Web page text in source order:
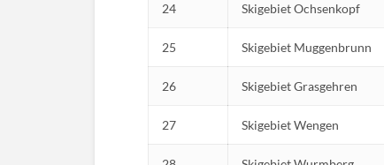
24 Skigebiet Ochsenkopf
25 Skigebiet Muggenbrunn
26 Skigebiet Grasgehren
27 Skigebiet Wengen